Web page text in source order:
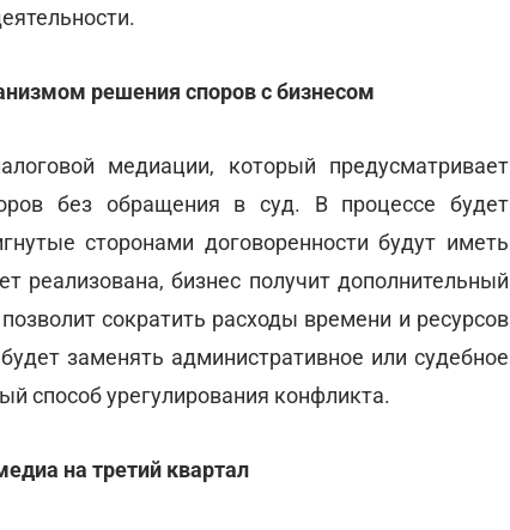
решения споров с бизнесом
медиации, который предусматривает
без обращения в суд. В процессе будет
сторонами договоренности будут иметь
реализована, бизнес получит дополнительный
сократить расходы времени и ресурсов
заменять административное или судебное
способ урегулирования конфликта.
на третий квартал